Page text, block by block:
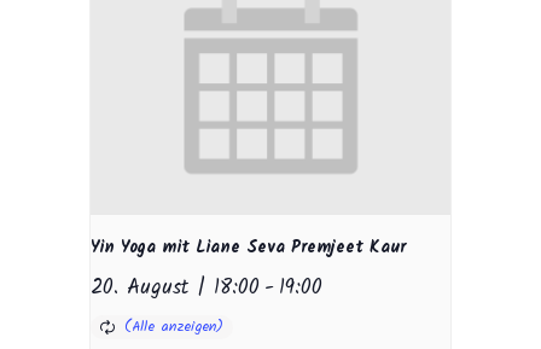
Yin Yoga mit Liane Seva Premjeet Kaur
20. August | 18:00 -19:00